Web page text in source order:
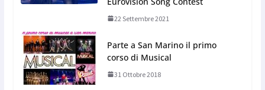
22 Settembre 2021
Parte a San Marino il primo
corso di Musical
31 Ottobre 2018